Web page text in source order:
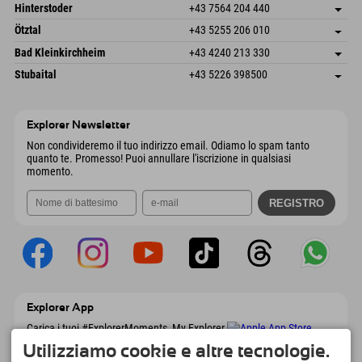
Austria
Prenotazione
Schmiedau 2
6272 Kaltenbach im Zillertal
Austria
Salva indirizzo
Informazioni sull'arrivo
Prenotazione
Hinterstoder +43 7564 204 440
Freizeitpark 10
Austria
Salva indirizzo
Prenotazione
Ötztal +43 5255 206 010
Gscheat 14
6441 Umhausen
Austria
Salva indirizzo
Informazioni sull'arrivo
Prenotazione
Bad Kleinkirchheim +43 4240 213 330
Dorfstraße 24
Salva indirizzo
Stubaital +43 5226 398500
Explorer Newsletter
Non condivideremo il tuo indirizzo email. Odiamo lo spam tanto
quanto te. Promesso! Puoi annullare l'iscrizione in qualsiasi
momento.
Explorer App
Carica i tuoi #ExplorerMoments, My Explorer
lista dei desideri, panoramica dei ristoranti e
Utilizziamo cookie e altre tecnologie.